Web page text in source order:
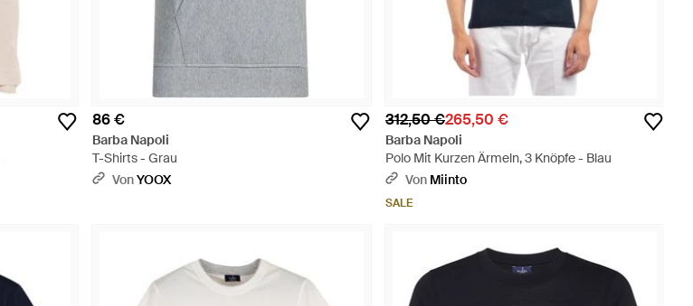
86 €
Barba Napoli
T-Shirts - Grau
VonYOOX
312,50 €265,50 €
Barba Napoli
Polo Mit Kurzen Ärmeln, 3 Knöpfe - Blau
Von Miinto
SALE